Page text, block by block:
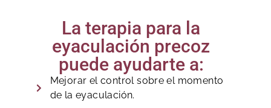
La terapia para la
eyaculación precoz
puede ayudarte a:
Mejorar el control sobre el momento
de la eyaculación.